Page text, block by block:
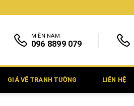
MIỀN NAM
096 8899 079
GIÁ VẼ TRANH TƯỜNG LIÊN HỆ